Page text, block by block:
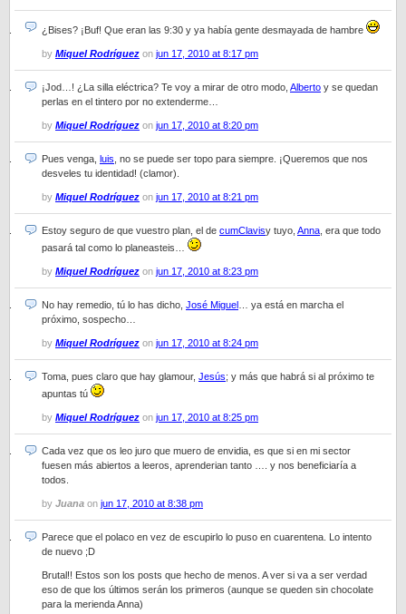
¿Bises? ¡Buf! Que eran las 9:30 y ya había gente desmayada de hambre
by Miquel Rodríguez on jun 17, 2010 at 8:17 pm
¡Jod…! ¿La silla eléctrica? Te voy a mirar de otro modo, Alberto y se quedan
perlas en el tintero por no extenderme…
by Miquel Rodríguez on jun 17, 2010 at 8:20 pm
Pues venga, luis , no se puede ser topo para siempre. ¡Queremos que nos
desveles tu identidad! (clamor).
by Miquel Rodríguez on jun 17, 2010 at 8:21 pm
Estoy seguro de que vuestro plan, el de cumClavisy tuyo, Anna , era que todo
pasará tal como lo planeasteis…
by Miquel Rodríguez on jun 17, 2010 at 8:23 pm
No hay remedio, tú lo has dicho, José Miguel … ya está en marcha el
próximo, sospecho…
by Miquel Rodríguez on jun 17, 2010 at 8:24 pm
Toma, pues claro que hay glamour, Jesús; y más que habrá si al próximo te
apuntas tú
by Miquel Rodríguez on jun 17, 2010 at 8:25 pm
Cada vez que os leo juro que muero de envidia, es que si en mi sector
fuesen más abiertos a leeros, aprenderian tanto …. y nos beneficiaría a
todos.
by Juana on jun 17, 2010 at 8:38 pm
Parece que el polaco en vez de escupirlo lo puso en cuarentena. Lo intento
de nuevo ;D
Brutal!! Estos son los posts que hecho de menos. A ver si va a ser verdad
eso de que los últimos serán los primeros (aunque se queden sin chocolate
para la merienda Anna)